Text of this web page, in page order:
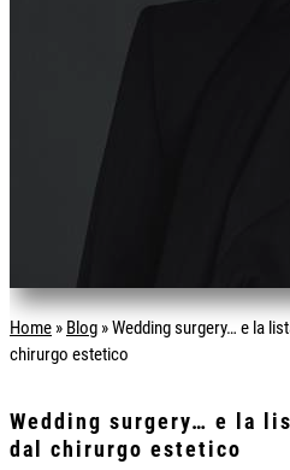
Home » Blog »Wedding surgery… e la
chirurgo estetico
Wedding surgery… e la
dal chirurgo estetico